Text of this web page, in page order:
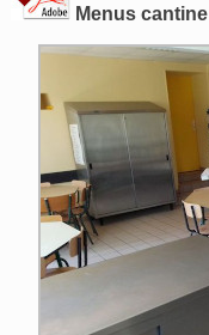
Menus cantine